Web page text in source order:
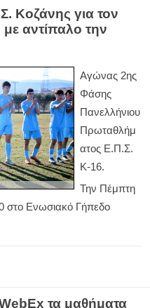
Κοζάνης για τον
αντίπαλο την
Αγώνας 2ης
Φάσης
Πανελλήνιου
Πρωταθλήμ
ατος Ε.Π.Σ.
Κ-16.
Την Πέμπτη
στο Ενωσιακό Γήπεδο
τα μαθήματα